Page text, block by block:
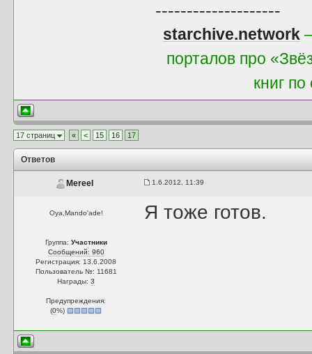
--------------------
starchive.network
порталов про
книг
17 страниц « < 15 16 17
Ответов
Mereel 1.6.2012, 11:39
Oya,Mando'ade!
Группа: Участники
Сообщений: 960
Регистрация: 13.6.2008
Пользователь №: 11681
Награды:3
Предупреждения:
(0%)
Я тоже готов.